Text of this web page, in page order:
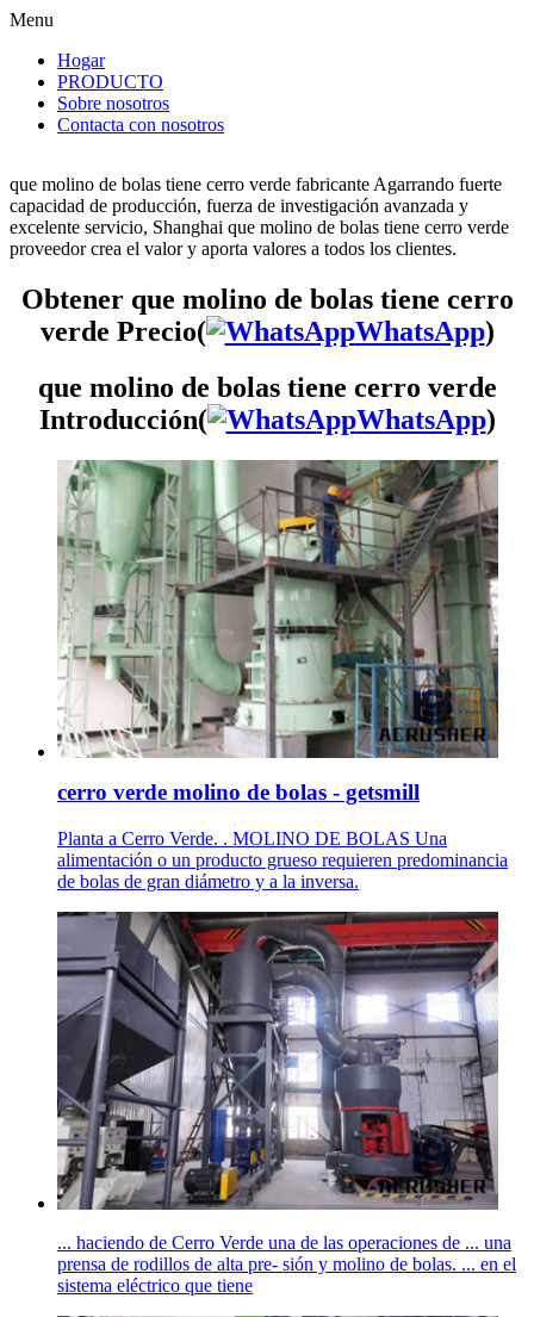
Menu
Hogar
PRODUCTO
Sobre nosotros
Contacta con nosotros
que molino de bolas tiene cerro verde fabricante Agarrando fuerte
capacidad de producción, fuerza de investigación avanzada y
excelente servicio, Shanghai que molino de bolas tiene cerro verde
proveedor crea el valor y aporta valores a todos los clientes.
Obtener que molino de bolas tiene cerro
verde Precio(
WhatsApp)
que molino de bolas tiene cerro verde
Introducción(
WhatsApp)
cerro verde molino de bolas - getsmill
Planta a Cerro Verde. . MOLINO DE BOLAS Una
alimentación o un producto grueso requieren predominancia
de bolas de gran diámetro y a la inversa.
... haciendo de Cerro Verde una de las operaciones de ... una
prensa de rodillos de alta pre- sión y molino de bolas. ... en el
sistema eléctrico que tiene